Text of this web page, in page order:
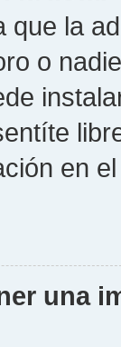
que la
o
en
una